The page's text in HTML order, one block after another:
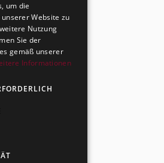
um die
Website zu
Nutzung
Sie der
gemäß unserer
Informationen